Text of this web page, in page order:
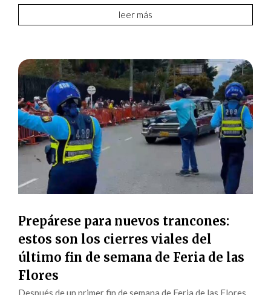
leer más
Prepárese para nuevos trancones:
estos son los cierres viales del
último fin de semana de Feria de las
Flores
Después de un primer fin de semana de Feria de las Flores